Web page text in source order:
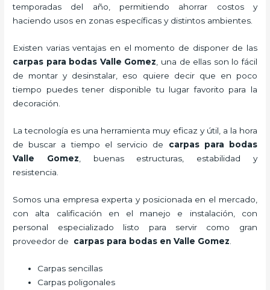
temporadas del año, permitiendo ahorrar costos y
haciendo usos en zonas específicas y distintos ambientes.
Existen varias ventajas en el momento de disponer de las
carpas para bodas Valle Gomez , una de ellas son lo fácil
de montar y desinstalar, eso quiere decir que en poco
tiempo puedes tener disponible tu lugar favorito para la
decoración.
La tecnología es una herramienta muy eficaz y útil, a la hora
de buscar a tiempo el servicio de carpas para bodas
Valle Gomez , buenas estructuras, estabilidad y
resistencia.
Somos una empresa experta y posicionada en el mercado,
con alta calificación en el manejo e instalación, con
personal especializado listo para servir como gran
proveedor de carpas para bodas en Valle Gomez
Carpas sencillas
Carpas poligonales